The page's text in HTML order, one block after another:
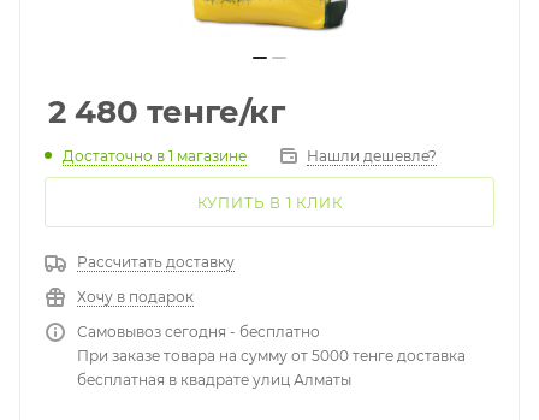
2 480 тенге/кг
Достаточно в 1 магазине Нашли дешевле?
КУПИТЬ В 1 КЛИК
Рассчитать доставку
Хочу в подарок
Самовывоз сегодня - бесплатно
При заказе товара на сумму от 5000 тенге доставка
бесплатная в квадрате улиц Алматы